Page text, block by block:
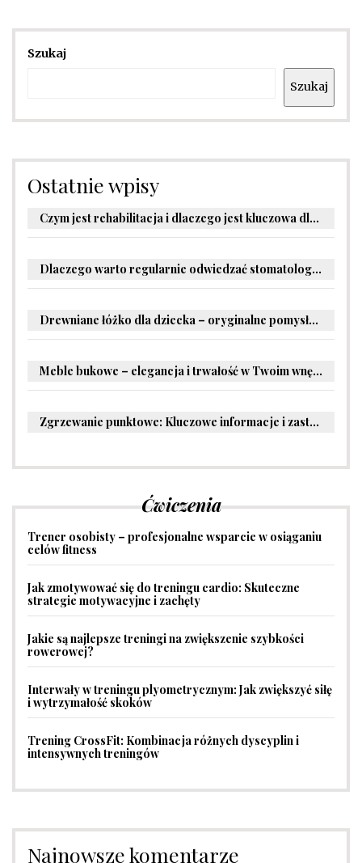
Szukaj
Szukaj
Ostatnie wpisy
Czym jest rehabilitacja i dlaczego jest kluczowa dla powrotu do zdrowia?
Dlaczego warto regularnie odwiedzać stomatologa?
Drewniane łóżko dla dziecka – oryginalne pomysły na aranżację pokoju malucha
Meble bukowe – elegancja i trwałość w Twoim wnętrzu
Zgrzewanie punktowe: Kluczowe informacje i zastosowania w przemyśle
Ćwiczenia
Trener osobisty – profesjonalne wsparcie w osiąganiu
celów fitness
Jak zmotywować się do treningu cardio: Skuteczne
strategie motywacyjne i zachęty
Jakie są najlepsze treningi na zwiększenie szybkości
rowerowej?
Interwały w treningu plyometrycznym: Jak zwiększyć siłę
i wytrzymałość skoków
Trening CrossFit: Kombinacja różnych dyscyplin i
intensywnych treningów
Najnowsze komentarze